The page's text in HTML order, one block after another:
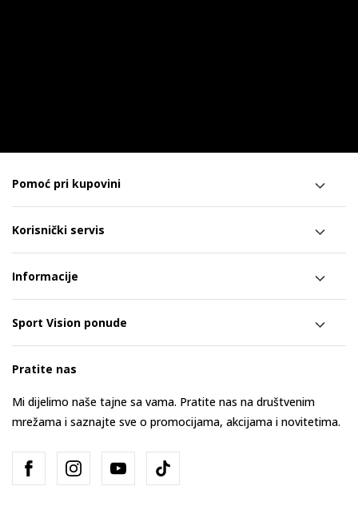
Pomoć pri kupovini
Korisnički servis
Informacije
Sport Vision ponude
Pratite nas
Mi dijelimo naše tajne sa vama. Pratite nas na društvenim
mrežama i saznajte sve o promocijama, akcijama i novitetima.